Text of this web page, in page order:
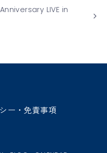
LIVE in
ー・免責事項